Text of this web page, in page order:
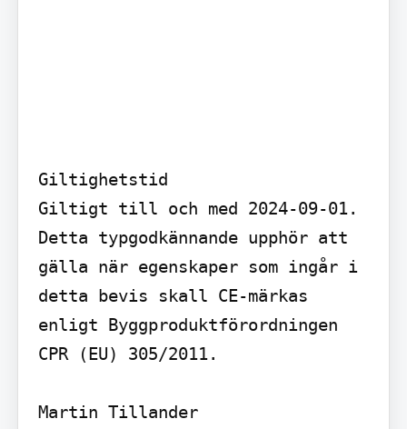
Giltighetstid
Giltigt till och med 2024-09-01.
Detta typgodkännande upphör att
gälla när egenskaper som ingår i
detta bevis skall CE-märkas
enligt Byggproduktförordningen
CPR (EU) 305/2011.
Martin Tillander